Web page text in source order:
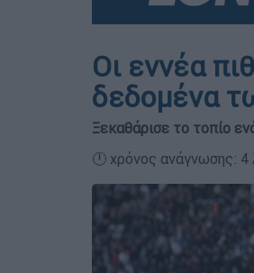
Οι εννέα
δεδομένα
Ξεκαθάρισε το τοπίο
🕛 χρόνος ανάγνωσης: